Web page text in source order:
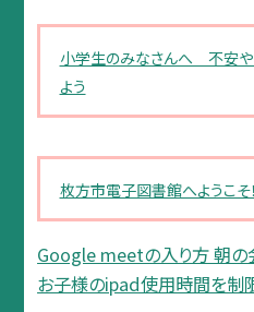
小学生のみなさんへ 不安や
よう
枚方市電子図書館へようこそ！
Google meetの入り方 朝の
お子様のipad使用時間を制